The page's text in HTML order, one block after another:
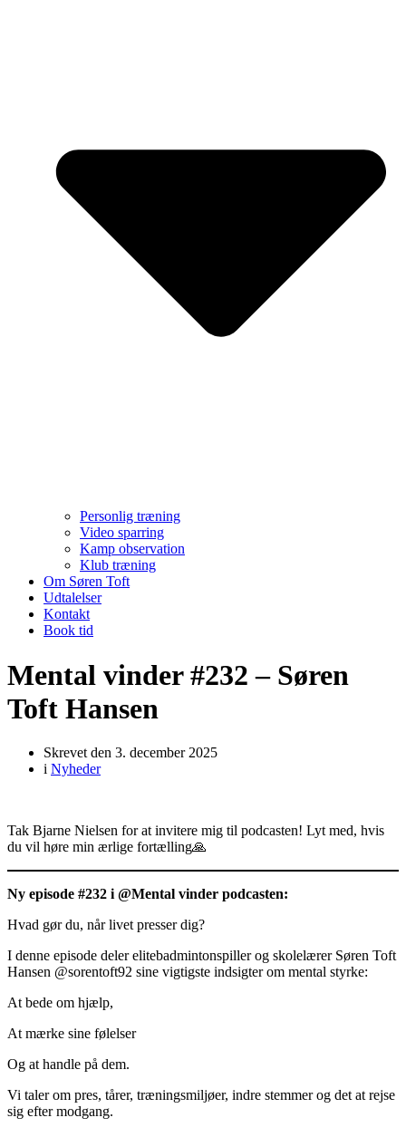
Personlig træning
Video sparring
Kamp observation
Klub træning
Om Søren Toft
Udtalelser
Kontakt
Book tid
Mental vinder #232 – Søren
Toft Hansen
Skrevet den 3. december 2025
i Nyheder
Tak Bjarne Nielsen for at invitere mig til podcasten! Lyt med, hvis
du vil høre min ærlige fortælling🙏
Ny episode #232 i @Mental vinder podcasten:
Hvad gør du, når livet presser dig?
I denne episode deler elitebadmintonspiller og skolelærer Søren Toft
Hansen @sorentoft92 sine vigtigste indsigter om mental styrke:
At bede om hjælp,
At mærke sine følelser
Og at handle på dem.
Vi taler om pres, tårer, træningsmiljøer, indre stemmer og det at rejse
sig efter modgang.